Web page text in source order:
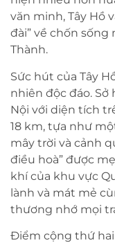
văn minh, Tây Hồ
đài” về chốn sống
Thành.
Sức hút của Tây
nhiên độc đáo. Sở
Nội với diện tích
18 km, tựa như
mây trời và cảnh
điều hoà” được
khí của khu vực
lành và mát mẻ
thương nhớ mọi
Điểm cộng thứ